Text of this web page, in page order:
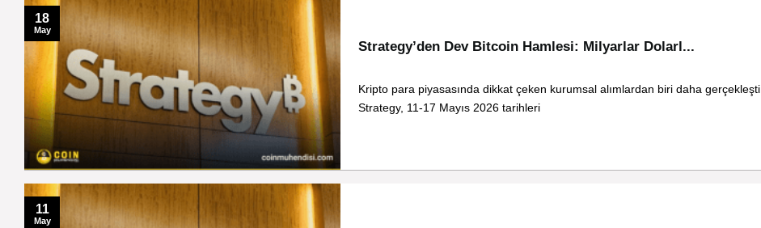
Strategy’den Dev Bitcoin Hamlesi: Milyarlar Dolarl...
Kripto para piyasasında dikkat çeken kurumsal alımlardan biri daha gerçekleşti.
Strategy, 11-17 Mayıs 2026 tarihleri
18
May
11
May